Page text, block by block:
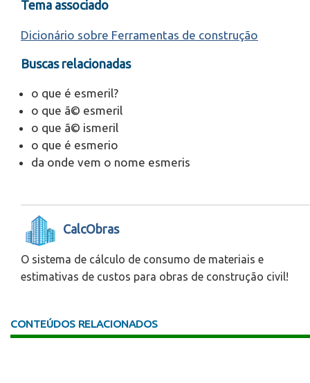
Tema associado
Dicionário sobre Ferramentas de construção
Buscas relacionadas
o que é esmeril?
o que ã© esmeril
o que ã© ismeril
o que é esmerio
da onde vem o nome esmeris
CalcObras
O sistema de cálculo de consumo de materiais e
estimativas de custos para obras de construção civil!
CONTEÚDOS RELACIONADOS